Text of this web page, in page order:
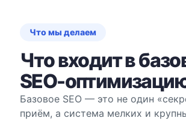
Что мы делаем
Что входит в
SEO-
Базовое SEO — это не один
приём, а система мелких и